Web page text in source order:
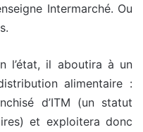
Intermarché. Ou
l’état, il aboutira à un
alimentaire :
d’ITM (un statut
et exploitera donc